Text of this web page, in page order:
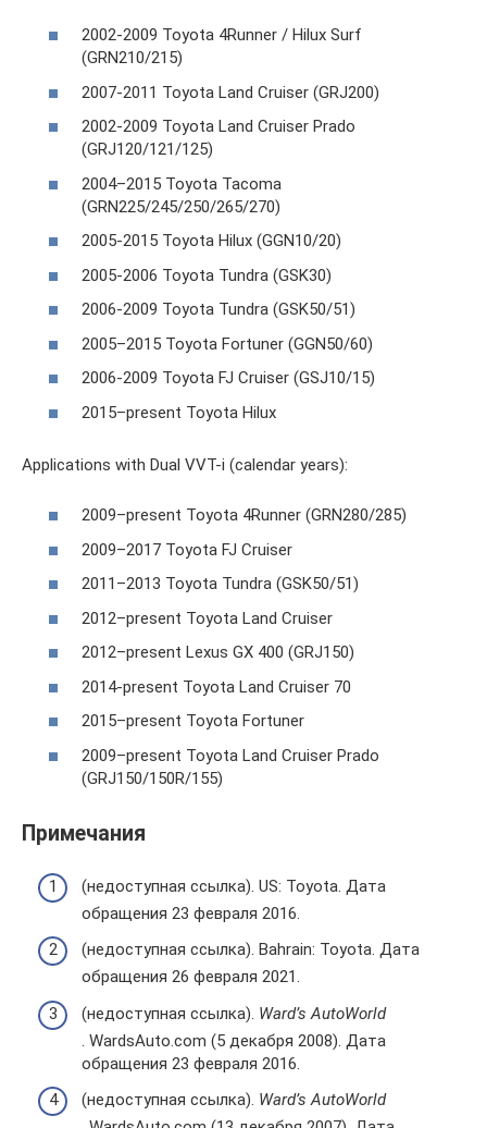
2002-2009 Toyota 4Runner / Hilux Surf
(GRN210/215)
2007-2011 Toyota Land Cruiser (GRJ200)
2002-2009 Toyota Land Cruiser Prado
(GRJ120/121/125)
2004–2015 Toyota Tacoma
(GRN225/245/250/265/270)
2005-2015 Toyota Hilux (GGN10/20)
2005-2006 Toyota Tundra (GSK30)
2006-2009 Toyota Tundra (GSK50/51)
2005–2015 Toyota Fortuner (GGN50/60)
2006-2009 Toyota FJ Cruiser (GSJ10/15)
2015–present Toyota Hilux
Applications with Dual VVT-i (calendar years):
2009–present Toyota 4Runner (GRN280/285)
2009–2017 Toyota FJ Cruiser
2011–2013 Toyota Tundra (GSK50/51)
2012–present Toyota Land Cruiser
2012–present Lexus GX 400 (GRJ150)
2014-present Toyota Land Cruiser 70
2015–present Toyota Fortuner
2009–present Toyota Land Cruiser Prado
(GRJ150/150R/155)
Примечания
(недоступная ссылка). US: Toyota. Дата
обращения 23 февраля 2016.
(недоступная ссылка). Bahrain: Toyota. Дата
обращения 26 февраля 2021.
(недоступная ссылка). Ward’s AutoWorld
. WardsAuto.com (5 декабря 2008). Дата
обращения 23 февраля 2016.
(недоступная ссылка). Ward’s AutoWorld